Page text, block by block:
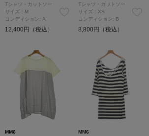
Tシャツ・カットソー
サイズ：M
コンディション: A
12,400円（税込）
Tシャツ・カットソー
サイズ：XS
コンディション: B
8,800円（税込）
MM6
MM6